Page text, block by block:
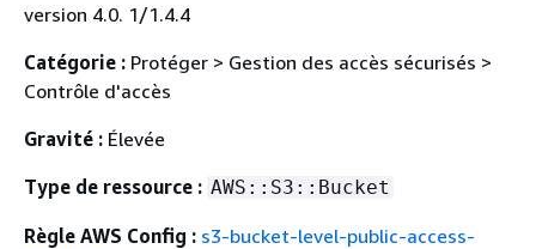
version 4.0. 1/1.4.4
Catégorie : Protéger > Gestion des accès sécurisés >
Contrôle d'accès
Gravité : Élevée
Type de ressource : AWS::S3::Bucket
Règle AWS Config : s3-bucket-level-public-access-